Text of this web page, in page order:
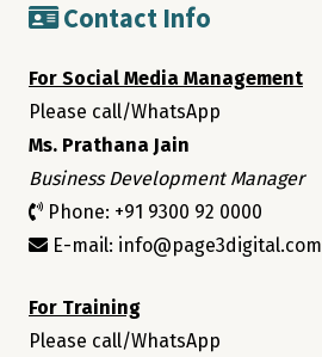
Contact Info
For Social Media Management
Please call/WhatsApp
Ms. Prathana Jain
Business Development Manager
Phone: +91 9300 92 0000
E-mail: info@page3digital.com
For Training
Please call/WhatsApp